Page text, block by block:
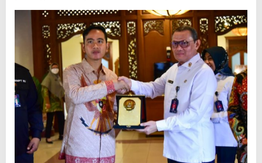
s
i